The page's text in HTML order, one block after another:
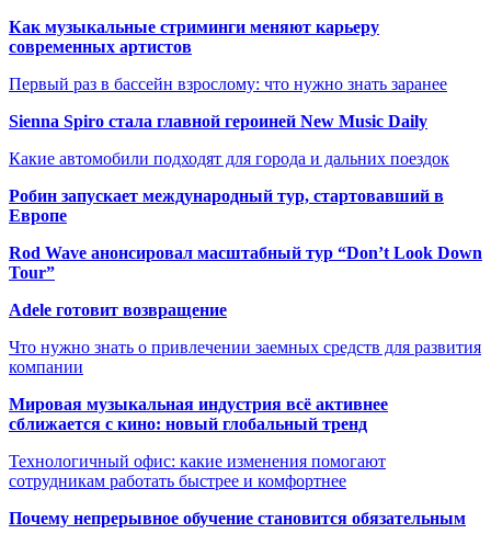
Как музыкальные стриминги меняют карьеру
современных артистов
Первый раз в бассейн взрослому: что нужно знать заранее
Sienna Spiro стала главной героиней New Music Daily
Какие автомобили подходят для города и дальних поездок
Робин запускает международный тур, стартовавший в
Европе
Rod Wave анонсировал масштабный тур “Don’t Look Down
Tour”
Adele готовит возвращение
Что нужно знать о привлечении заемных средств для развития
компании
Мировая музыкальная индустрия всё активнее
сближается с кино: новый глобальный тренд
Технологичный офис: какие изменения помогают
сотрудникам работать быстрее и комфортнее
Почему непрерывное обучение становится обязательным